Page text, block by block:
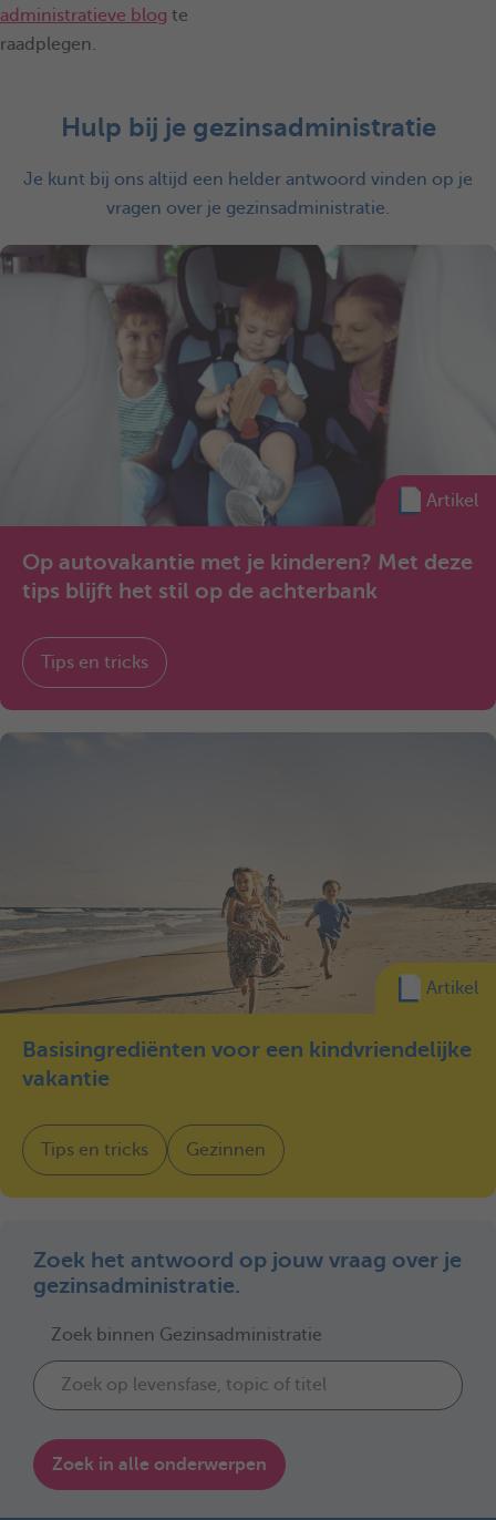
administratieve blog te
raadplegen.
Hulp bij je gezinsadministratie
Je kunt bij ons altijd een helder antwoord vinden op je
vragen over je gezinsadministratie.
Artikel
Op autovakantie met je kinderen? Met deze
tips blijft het stil op de achterbank
Tips en tricks
Artikel
Basisingrediënten voor een kindvriendelijke
vakantie
Tips en tricks Gezinnen
Zoek het antwoord op jouw vraag over je
gezinsadministratie.
Zoek binnen Gezinsadministratie
Zoek in alle onderwerpen